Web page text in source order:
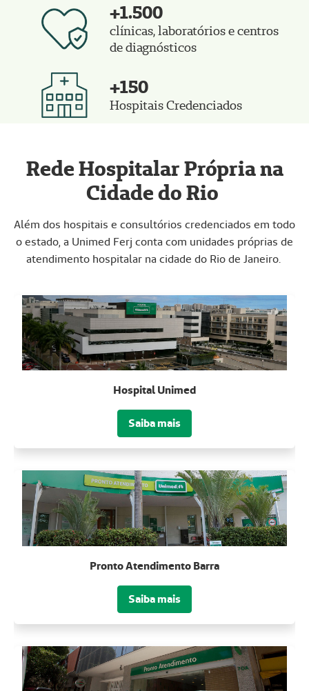
+1.500
clínicas, laboratórios e centros
de diagnósticos
+150
Hospitais Credenciados
Rede Hospitalar Própria na
Cidade do Rio
Além dos hospitais e consultórios credenciados em todo
o estado, a Unimed Ferj conta com unidades próprias de
atendimento hospitalar na cidade do Rio de Janeiro.
Hospital Unimed
Saiba mais
Pronto Atendimento Barra
Saiba mais